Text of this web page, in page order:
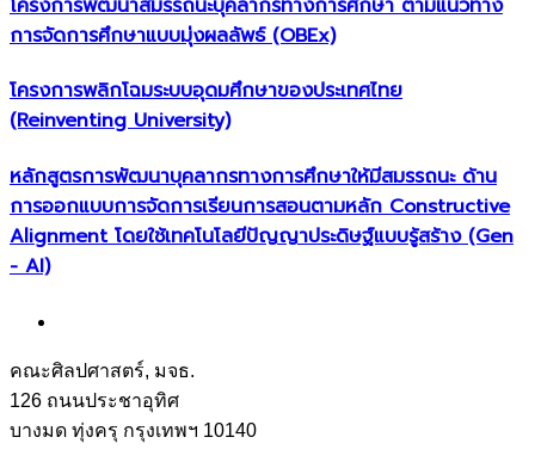
โครงการพัฒนาสมรรถนะบุคลากรทางการศึกษา ตามแนวทาง
การจัดการศึกษาแบบมุ่งผลลัพธ์ (OBEx)
โครงการพลิกโฉมระบบอุดมศึกษาของประเทศไทย
(Reinventing University)
หลักสูตรการพัฒนาบุคลากรทางการศึกษาให้มีสมรรถนะ ด้าน
การออกแบบการจัดการเรียนการสอนตามหลัก Constructive
Alignment โดยใช้เทคโนโลยีปัญญาประดิษฐ์แบบรู้สร้าง (Gen
- AI)
คณะศิลปศาสตร์, มจธ.
126 ถนนประชาอุทิศ
บางมด ทุ่งครุ กรุงเทพฯ 10140